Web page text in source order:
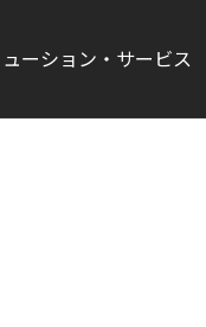
ーション・サービス